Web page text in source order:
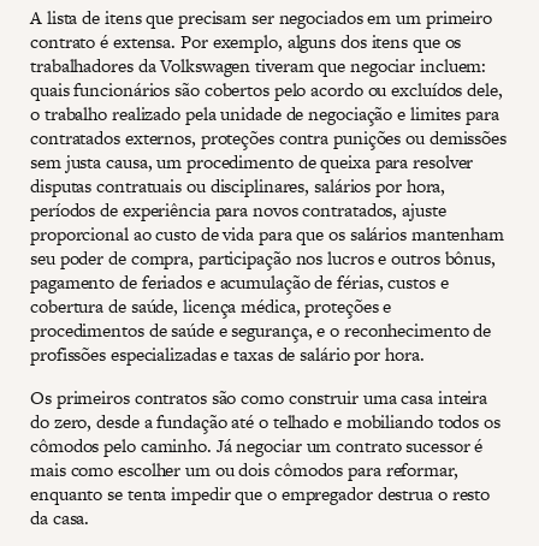
A lista de itens que precisam ser negociados em um primeiro
contrato é extensa. Por exemplo, alguns dos itens que os
trabalhadores da Volkswagen tiveram que negociar incluem:
quais funcionários são cobertos pelo acordo ou excluídos dele,
o trabalho realizado pela unidade de negociação e limites para
contratados externos, proteções contra punições ou demissões
sem justa causa, um procedimento de queixa para resolver
disputas contratuais ou disciplinares, salários por hora,
períodos de experiência para novos contratados, ajuste
proporcional ao custo de vida para que os salários mantenham
seu poder de compra, participação nos lucros e outros bônus,
pagamento de feriados e acumulação de férias, custos e
cobertura de saúde, licença médica, proteções e
procedimentos de saúde e segurança, e o reconhecimento de
profissões especializadas e taxas de salário por hora.
Os primeiros contratos são como construir uma casa inteira
do zero, desde a fundação até o telhado e mobiliando todos os
cômodos pelo caminho. Já negociar um contrato sucessor é
mais como escolher um ou dois cômodos para reformar,
enquanto se tenta impedir que o empregador destrua o resto
da casa.